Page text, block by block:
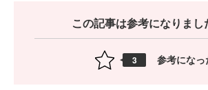
この記事は参考になりまし
3 参考になっ